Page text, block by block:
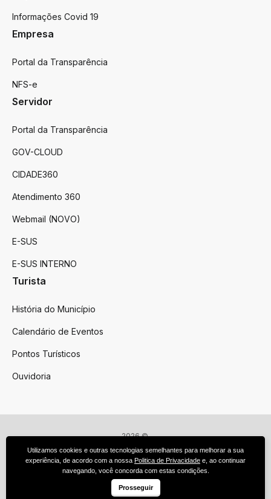
Informações Covid 19
Empresa
Portal da Transparência
NFS-e
Servidor
Portal da Transparência
GOV-CLOUD
CIDADE360
Atendimento 360
Webmail (NOVO)
E-SUS
E-SUS INTERNO
Turista
História do Município
Calendário de Eventos
Pontos Turísticos
Ouvidoria
2026 ©
Todos os direitos reservados.
Feito por upside.rs
FacebookInstagram
Utilizamos cookies e outras tecnologias semelhantes para melhorar a sua
experiência, de acordo com a nossa Politica de Privacidade e, ao continuar
navegando, você concorda com estas condições.
Prosseguir